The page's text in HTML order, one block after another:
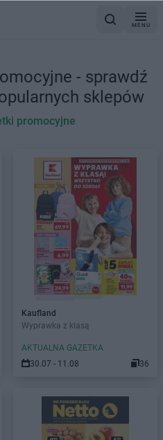
MENU
- sprawdź
sklepów
promocyjne
Kaufland
Wyprawka z klasą
AKTUALNA GAZETKA
30.07 - 11.08
36